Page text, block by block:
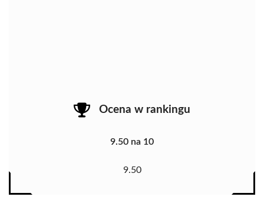
Ocena w rankingu
9.50 na 10
9.50